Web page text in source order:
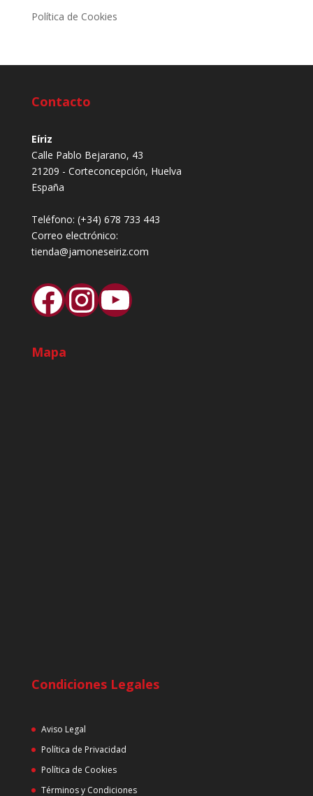
Política de Cookies
Contacto
Eíriz
Calle Pablo Bejarano, 43
21209 - Corteconcepción, Huelva
España
Teléfono: (+34) 678 733 443
Correo electrónico:
tienda@jamoneseiriz.com
Facebook
Instagram
YouTube
Mapa
Condiciones Legales
Aviso Legal
Política de Privacidad
Política de Cookies
Términos y Condiciones